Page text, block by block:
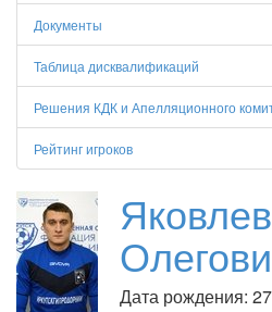
Документы
Таблица дисквалификаций
Решения КДК и Апелляционного
Рейтинг игроков
Дата рождения: